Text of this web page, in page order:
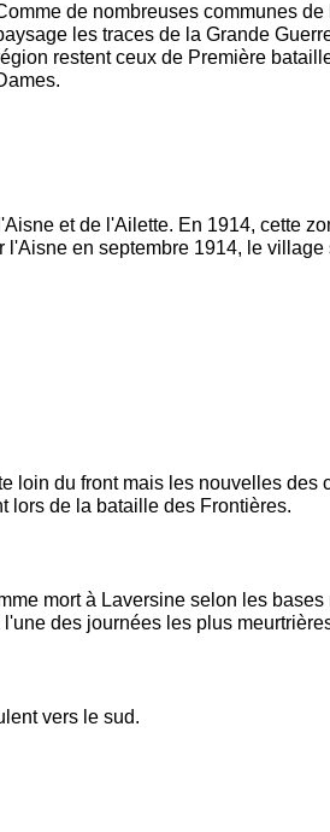
de nombreuses communes
les traces de la Grande
restent ceux de Première
et de l'Ailette. En 1914, cette
en septembre 1914, le
loin du front mais les nouvelles
lors de la bataille des Frontières.
mort à Laversine selon les
des journées les plus
vers le sud.